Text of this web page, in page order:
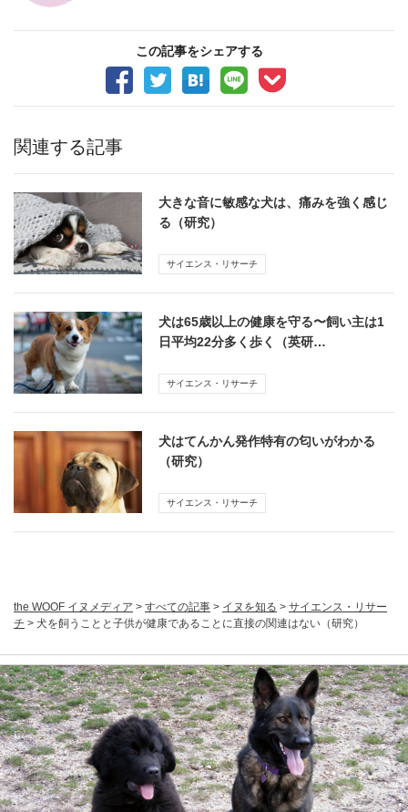
この記事をシェアする
関連する記事
大きな音に敏感な犬は、痛みを強く感じ
る（研究）
サイエンス・リサーチ
犬は65歳以上の健康を守る〜飼い主は1
日平均22分多く歩く（英研…
サイエンス・リサーチ
犬はてんかん発作特有の匂いがわかる
（研究）
サイエンス・リサーチ
the WOOF イヌメディア > すべての記事 > イヌを知る > サイエンス・リサー
チ > 犬を飼うことと子供が健康であることに直接の関連はない（研究）